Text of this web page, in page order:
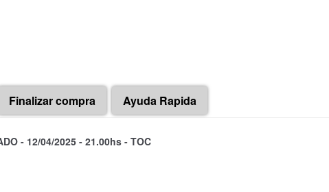
Finalizar compra Ayuda Rapida
- 12/04/2025 - 21.00hs - TOC